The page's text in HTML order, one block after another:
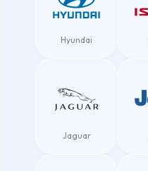
Hyundai
Jaguar